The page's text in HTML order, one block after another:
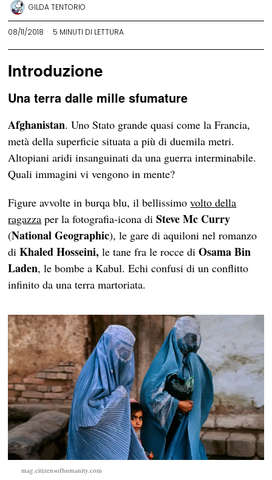
GILDA TENTORIO
08/11/2018 5 MINUTI DI LETTURA
Introduzione
Una terra dalle mille sfumature
Afghanistan. Uno Stato grande quasi come la Francia,
metà della superficie situata a più di duemila metri.
Altopiani aridi insanguinati da una guerra interminabile.
Quali immagini vi vengono in mente?
Figure avvolte in burqa blu, il bellissimovolto della
ragazza per la fotografia-icona diSteve Mc Curry
(National Geographic), le gare di aquiloni nel romanzo
diKhaled Hosseini, le tane fra le rocce diOsama Bin
Laden, le bombe a Kabul. Echi confusi di un conflitto
infinito da una terra martoriata.
mag.citizensofhumanity.com